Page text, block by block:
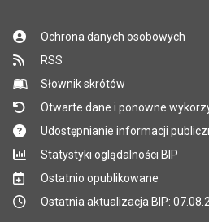
Ochrona danych osobowych
RSS
Słownik skrótów
Otwarte dane i ponowne
Udostępnianie informacji
Statystyki oglądalności BIP
Ostatnio opublikowane
Ostatnia aktualizacja BIP: